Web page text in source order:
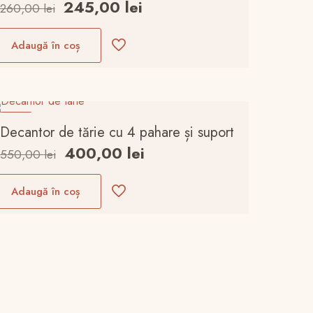
260,00lei Prețul
inițial
a
fost:
245,00 leiPrețul
Adaugă în coș
Decantor de tărie cu 4 pahare și suport
550,00lei Prețul
inițial
a
fost:
400,00 leiPrețul
Adaugă în coș